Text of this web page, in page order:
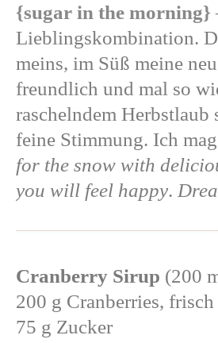
{sugar in the morning}
Lieblingskombination.
meins, im Süß meine
freundlich und mal so
raschelndem
feine Stimmung. Ich
for the snow with
you will feel happy.
Cranberry Sirup (200
200 g Cranberries, frisch
75 g Zucker